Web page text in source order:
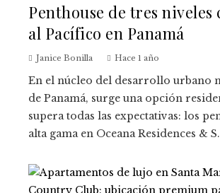
Penthouse de tres niveles
al Pacífico en Panamá
Janice Bonilla Hace 1 año
En el núcleo del desarrollo urbano
de Panamá, surge una opción
supera todas las expectativas: los
alta gama en Oceana Residences &